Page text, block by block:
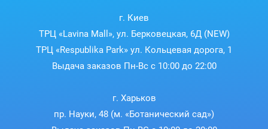
г. Киев
ТРЦ «Lavina Mall», ул. Берковецкая, 6Д (NEW)
ТРЦ «Respublika Park» ул. Кольцевая дорога, 1
Выдача заказов Пн-Вс с 10:00 до 22:00
г. Харьков
пр. Науки, 48 (м. «Ботанический сад»)